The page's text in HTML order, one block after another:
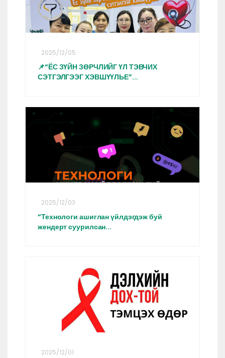
2025/12/05
📌“ЁС ЗҮЙН ЗӨРЧЛИЙГ ҮЛ ТЭВЧИХ
СЭТГЭЛГЭЭГ ХЭВШҮҮЛЬЕ”...
2025/12/03
“Технологи ашиглан үйлдэгдэж буй
жендерт суурилсан...
2025/12/01